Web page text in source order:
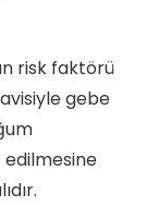
risk faktörü
gebe
edilmesine